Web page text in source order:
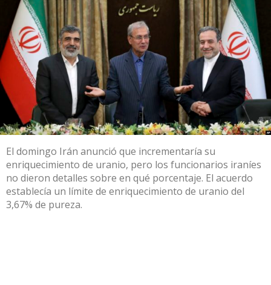
El domingo Irán anunció que incrementaría su
enriquecimiento de uranio, pero los funcionarios iraníes
no dieron detalles sobre en qué porcentaje. El acuerdo
establecía un límite de enriquecimiento de uranio del
3,67% de pureza.